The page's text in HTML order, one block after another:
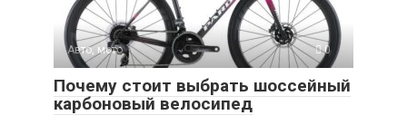
Авто, мото 0
Почему стоит выбрать шоссейный
карбоновый велосипед